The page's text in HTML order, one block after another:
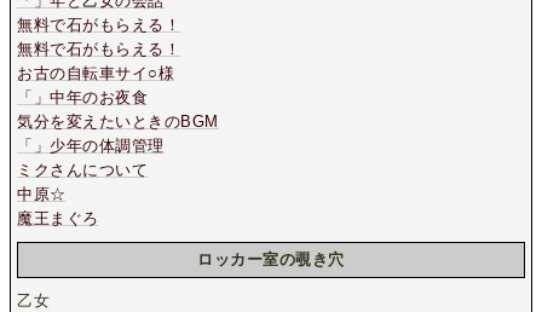
無料で石がもらえる！
無料で石がもらえる！
お古の自転車サイ○様
「」中年のお夜食
気分を変えたいときのBGM
「」少年の体調管理
ミクさんについて
中原☆
魔王まぐろ
ロッカー室の覗き穴
乙女